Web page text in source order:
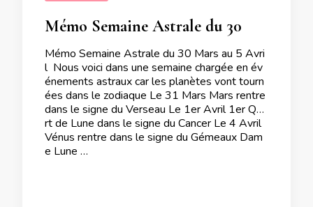
Mémo Semaine Astrale du 30 Mars au 5 Avri
l Nous voici dans une semaine chargée en év
énements astraux car les planètes vont tourn
ées dans le zodiaque Le 31 Mars Mars rentre
dans le signe du Verseau Le 1er Avril 1er Qua
rt de Lune dans le signe du Cancer Le 4 Avril
Vénus rentre dans le signe du Gémeaux Dam
e Lune …